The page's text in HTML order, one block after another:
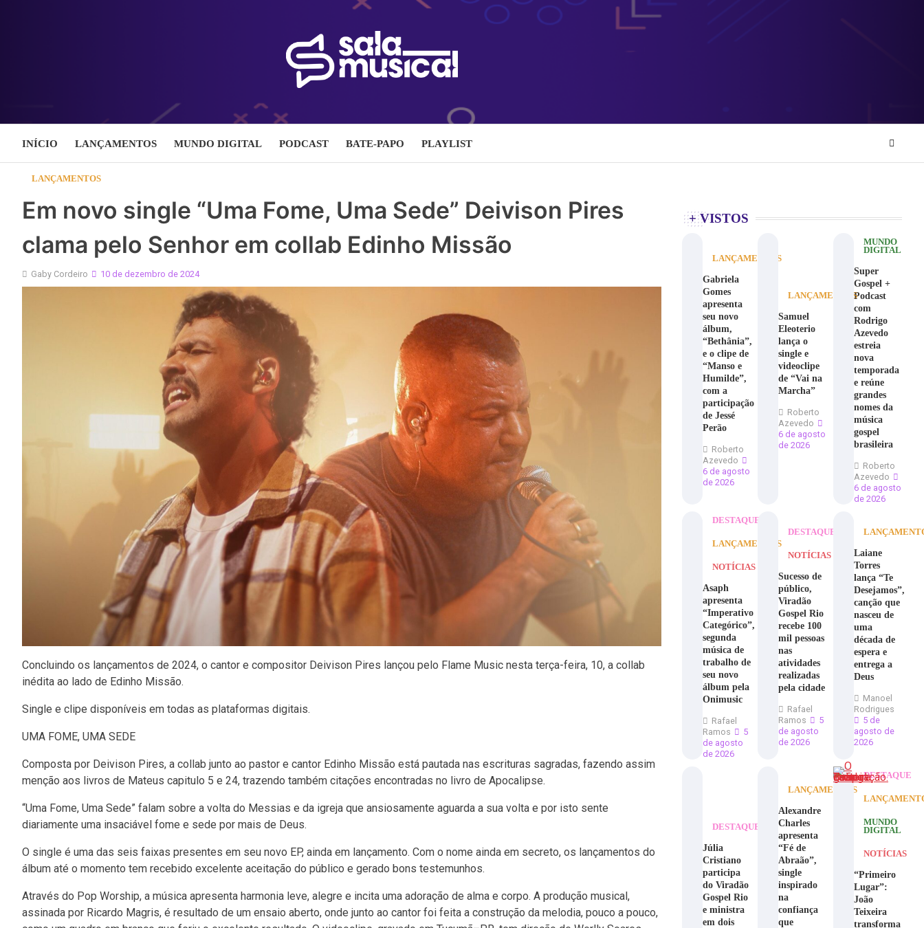
INÍCIO LANÇAMENTOS MUNDO DIGITAL PODCAST BATE-PAPO PLAYLIST
LANÇAMENTOS
Em novo single “Uma Fome, Uma Sede” Deivison Pires
clama pelo Senhor em collab Edinho Missão
Gaby Cordeiro 10 de dezembro de 2024
Concluindo os lançamentos de 2024, o cantor e compositor Deivison Pires lançou pelo Flame Music nesta terça-feira, 10, a collab
inédita ao lado de Edinho Missão.
Single e clipe disponíveis em todas as plataformas digitais.
UMA FOME, UMA SEDE
Composta por Deivison Pires, a collab junto ao pastor e cantor Edinho Missão está pautada nas escrituras sagradas, fazendo assim
menção aos livros de Mateus capitulo 5 e 24, trazendo também citações encontradas no livro de Apocalipse.
“Uma Fome, Uma Sede” falam sobre a volta do Messias e da igreja que ansiosamente aguarda a sua volta e por isto sente
diariamente uma insaciável fome e sede por mais de Deus.
O single é uma das seis faixas presentes em seu novo EP, ainda em lançamento. Com o nome ainda em secreto, os lançamentos do
álbum até o momento tem recebido excelente aceitação do público e gerado bons testemunhos.
Através do Pop Worship, a música apresenta harmonia leve, alegre e incita uma adoração de alma e corpo. A produção musical,
assinada por Ricardo Magris, é resultado de um ensaio aberto, onde junto ao cantor foi feita a construção da melodia, pouco a pouco,
+ VISTOS
LANÇAMENTOS
Gabriela
Gomes
apresenta
seu novo
álbum,
“Bethânia”,
e o clipe de
“Manso e
Humilde”,
com a
participação
de Jessé
Perão
Roberto
Azevedo
6 de agosto
de 2026
LANÇAMENTOS
Samuel
Eleoterio
lança o
single e
videoclipe
de “Vai na
Marcha”
Roberto
Azevedo
6 de agosto
de 2026
MUNDO
DIGITAL
Super
Gospel +
Podcast
com
Rodrigo
Azevedo
estreia
nova
temporada
e reúne
grandes
nomes da
música
gospel
brasileira
Roberto
Azevedo
6 de agosto
de 2026
DESTAQUE
LANÇAMENTOS
NOTÍCIAS
Asaph
apresenta
“Imperativo
Categórico”,
segunda
música de
trabalho de
seu novo
álbum pela
Onimusic
Rafael
Ramos
5
de agosto
de 2026
DESTAQUE
NOTÍCIAS
Sucesso de
público,
Viradão
Gospel Rio
recebe 100
mil pessoas
nas
atividades
realizadas
pela cidade
Rafael
Ramos
5
de agosto
de 2026
Laiane
Torres
lança “Te
Desejamos”,
canção que
nasceu de
uma
década de
espera e
entrega a
Deus
Manoel
Rodrigues
5 de
agosto de
2026
DESTAQUE
Júlia
Cristiano
participa
do Viradão
Gospel Rio
e ministra
em dois
LANÇAMENTOS
Alexandre
Charles
apresenta
“Fé de
Abraão”,
single
inspirado
na
confiança
que
DESTAQUE
MUNDO
DIGITAL
NOTÍCIAS
“Primeiro
Lugar”:
João
Teixeira
transforma